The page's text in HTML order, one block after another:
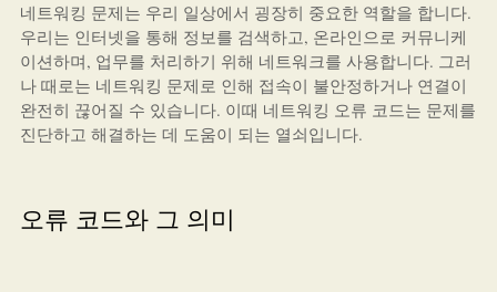
네트워킹 문제는 우리 일상에서 굉장히 중요한 역할을 합니다.
우리는 인터넷을 통해 정보를 검색하고, 온라인으로 커뮤니케
이션하며, 업무를 처리하기 위해 네트워크를 사용합니다. 그러
나 때로는 네트워킹 문제로 인해 접속이 불안정하거나 연결이
완전히 끊어질 수 있습니다. 이때 네트워킹 오류 코드는 문제를
진단하고 해결하는 데 도움이 되는 열쇠입니다.
오류 코드와 그 의미